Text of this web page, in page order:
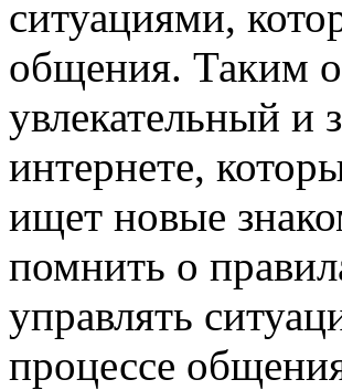
ситуациями,
общения. Таким
увлекательный и
интернете,
ищет новые
помнить о
управлять
процессе